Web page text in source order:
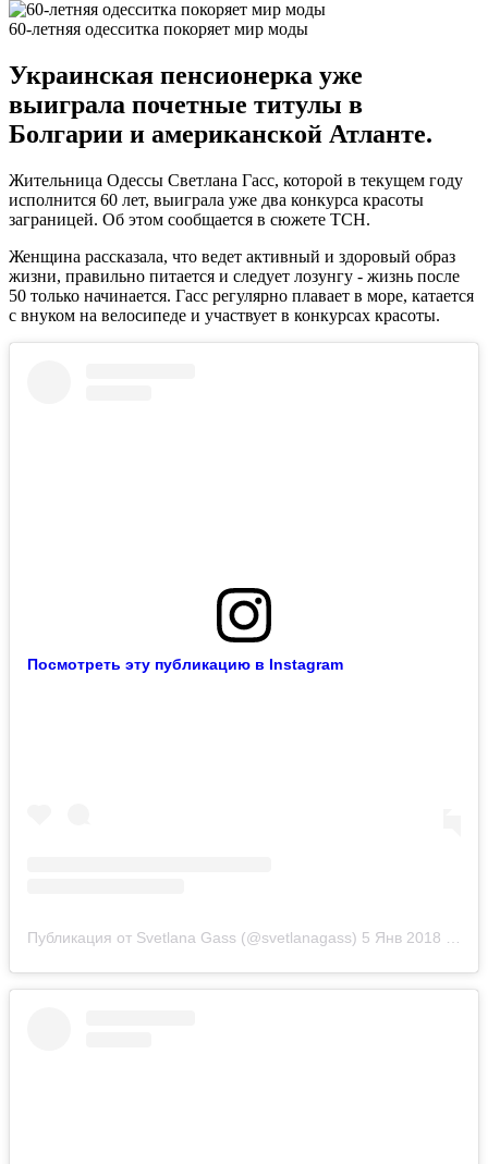
60-летняя одесситка покоряет мир моды
Украинская пенсионерка уже
выиграла почетные титулы в
Болгарии и американской Атланте.
Жительница Одессы Светлана Гасс, которой в текущем году
исполнится 60 лет, выиграла уже два конкурса красоты
заграницей. Об этом сообщается в сюжете ТСН.
Женщина рассказала, что ведет активный и здоровый образ
жизни, правильно питается и следует лозунгу - жизнь после
50 только начинается. Гасс регулярно плавает в море, катается
с внуком на велосипеде и участвует в конкурсах красоты.
Посмотреть эту публикацию в Instagram
Публикация от Svetlana Gass (@svetlanagass) 5 Янв 2018 в 12:59 PST